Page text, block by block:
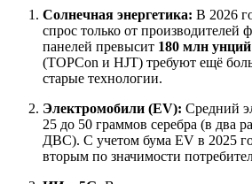
Солнечная энергетика: В 2026
спрос только от производителей
панелей превысит 180 млн унций
(TOPCon и HJT) требуют ещё
старые технологии.
Электромобили (EV): Средний
25 до 50 граммов серебра (в два
ДВС). С учетом бума EV в 2025
вторым по значимости